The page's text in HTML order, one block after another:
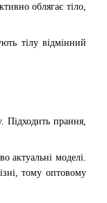
облягає тіло,
тілу відмінний
Підходить прання,
актуальні моделі.
тому оптовому